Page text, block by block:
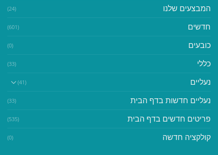
המבצעים שלנו (24)
חדשים (601)
כובעים (0)
כללי (33)
נעליים (41)
נעליים חדשות בדף הבית (33)
פריטים חדשים בדף הבית (535)
קולקציה חדשה (0)